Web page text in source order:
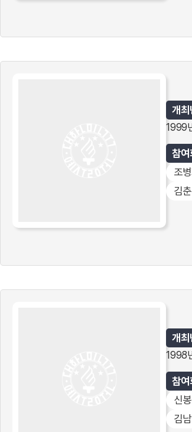
개최
1999
참여
조
김
개최
1998
참여
신
김